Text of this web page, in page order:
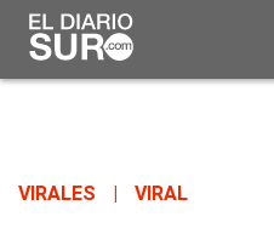
VIRALES VIRAL